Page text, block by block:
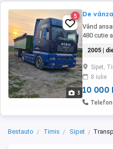
3
5 De
Vând
480 cutie
2005 |
Sipet,
8 iulie
10 000
Bestauto Timis Sipet